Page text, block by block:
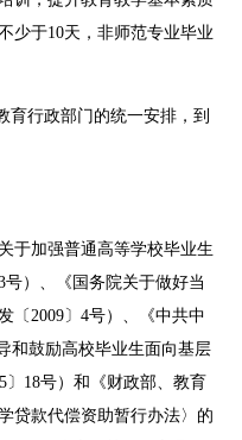
少于10天，非师范专业毕业
育行政部门的统一安排，到
于加强普通高等学校毕业生
）、《国务院关于做好当
〔2009〕4号）、《中共中
和鼓励高校毕业生面向基层
18号）和《财政部、教育
贷款代偿资助暂行办法〉的